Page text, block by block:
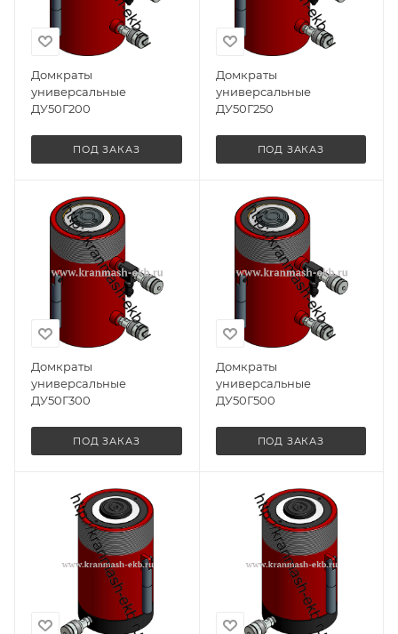
Домкраты
универсальные
ДУ50Г200
ПОД ЗАКАЗ
Домкраты
универсальные
ДУ50Г250
ПОД ЗАКАЗ
Домкраты
универсальные
ДУ50Г300
ПОД ЗАКАЗ
Домкраты
универсальные
ДУ50Г500
ПОД ЗАКАЗ